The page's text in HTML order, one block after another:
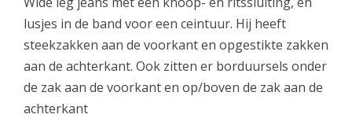
lusjes in de band voor een ceintuur. Hij heeft
steekzakken aan de voorkant en opgestikte zakken
aan de achterkant. Ook zitten er borduursels onder
de zak aan de voorkant en op/boven de zak aan de
achterkant